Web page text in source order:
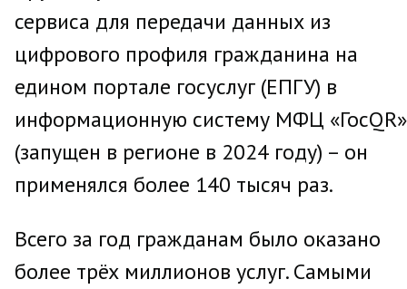
сервиса для передачи данных из
цифрового профиля гражданина на
едином портале госуслуг (ЕПГУ) в
информационную систему МФЦ «ГосQR»
(запущен в регионе в 2024 году) – он
применялся более 140 тысяч раз.
Всего за год гражданам было оказано
более трёх миллионов услуг. Самыми